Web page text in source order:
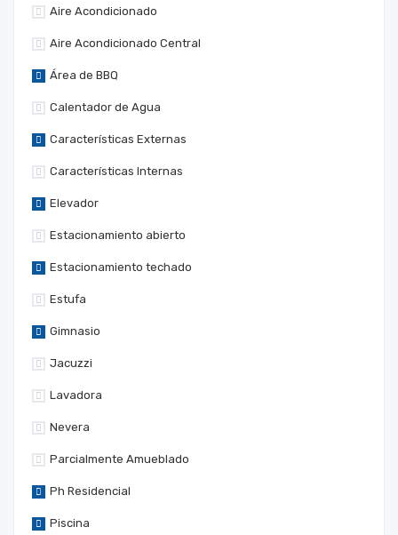
Aire Acondicionado
Aire Acondicionado Central
Área de BBQ
Calentador de Agua
Características Externas
Características Internas
Elevador
Estacionamiento abierto
Estacionamiento techado
Estufa
Gimnasio
Jacuzzi
Lavadora
Nevera
Parcialmente Amueblado
Ph Residencial
Piscina